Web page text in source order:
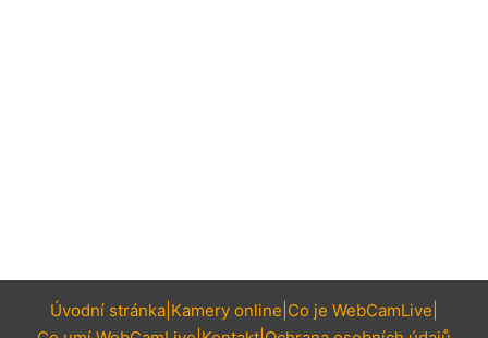
Úvodní stránka Kamery online Co je WebCamLive